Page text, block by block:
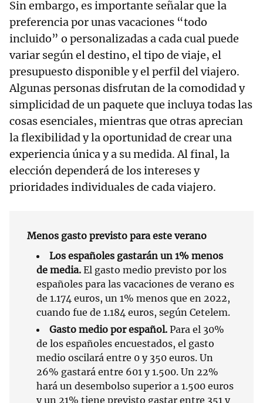
Sin embargo, es importante señalar que la
preferencia por unas vacaciones “todo
incluido” o personalizadas a cada cual puede
variar según el destino, el tipo de viaje, el
presupuesto disponible y el perfil del viajero.
Algunas personas disfrutan de la comodidad y
simplicidad de un paquete que incluya todas las
cosas esenciales, mientras que otras aprecian
la flexibilidad y la oportunidad de crear una
experiencia única y a su medida. Al final, la
elección dependerá de los intereses y
prioridades individuales de cada viajero.
Menos gasto previsto para este verano
Los españoles gastarán un 1% menos
de media. El gasto medio previsto por los
españoles para las vacaciones de verano es
de 1.174 euros, un 1% menos que en 2022,
cuando fue de 1.184 euros, según Cetelem.
Gasto medio por español. Para el 30%
de los españoles encuestados, el gasto
medio oscilará entre 0 y 350 euros. Un
26% gastará entre 601 y 1.500. Un 22%
hará un desembolso superior a 1.500 euros
y un 21% tiene previsto gastar entre 351 y